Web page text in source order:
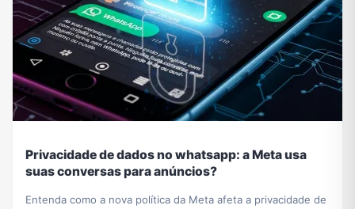
Privacidade de dados no whatsapp: a Meta usa
suas conversas para anúncios?
Entenda como a nova política da Meta afeta a privacidade de